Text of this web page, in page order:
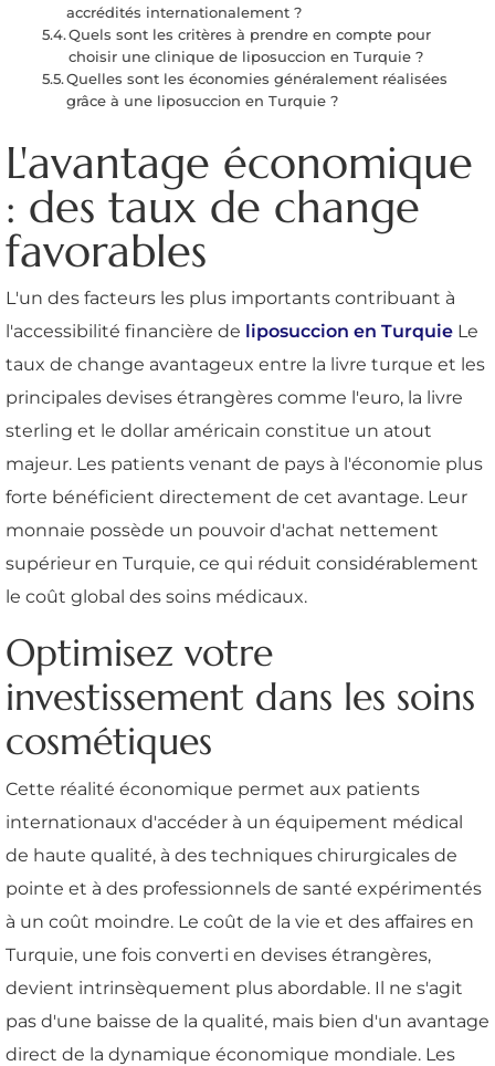
accrédités internationalement ?
Quels sont les critères à prendre en compte pour
choisir une clinique de liposuccion en Turquie ?
Quelles sont les économies généralement réalisées
grâce à une liposuccion en Turquie ?
L'avantage économique
: des taux de change
favorables
L'un des facteurs les plus importants contribuant à
l'accessibilité financière de liposuccion en Turquie Le
taux de change avantageux entre la livre turque et les
principales devises étrangères comme l'euro, la livre
sterling et le dollar américain constitue un atout
majeur. Les patients venant de pays à l'économie plus
forte bénéficient directement de cet avantage. Leur
monnaie possède un pouvoir d'achat nettement
supérieur en Turquie, ce qui réduit considérablement
le coût global des soins médicaux.
Optimisez votre
investissement dans les soins
cosmétiques
Cette réalité économique permet aux patients
internationaux d'accéder à un équipement médical
de haute qualité, à des techniques chirurgicales de
pointe et à des professionnels de santé expérimentés
à un coût moindre. Le coût de la vie et des affaires en
Turquie, une fois converti en devises étrangères,
devient intrinsèquement plus abordable. Il ne s'agit
pas d'une baisse de la qualité, mais bien d'un avantage
direct de la dynamique économique mondiale. Les